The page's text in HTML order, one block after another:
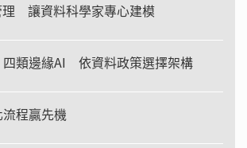
理 讓資料科學家專心建模
四類邊緣AI 依資料政策選擇架構
程贏先機